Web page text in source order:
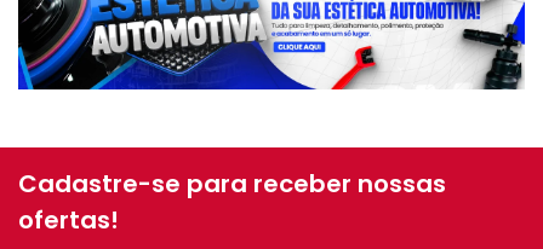
Cadastre-se para receber nossas
ofertas!